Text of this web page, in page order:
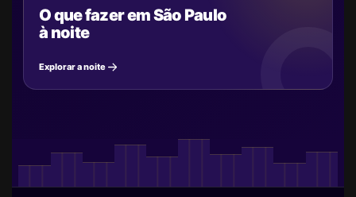
O que fazer em São Paulo
à noite
Explorar a noite